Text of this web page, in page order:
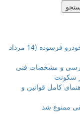
راهنمای کامل مراحل و شرایط اسقاط خودرو فرسوده (14 مرداد
کامل قوانین و
شد